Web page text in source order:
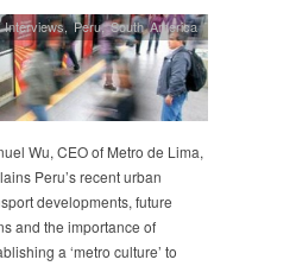
Interviews,Peru,South America
Wu, CEO of Metro de Lima,
Peru’s recent urban
developments, future
and the importance of
a ‘metro culture’ to